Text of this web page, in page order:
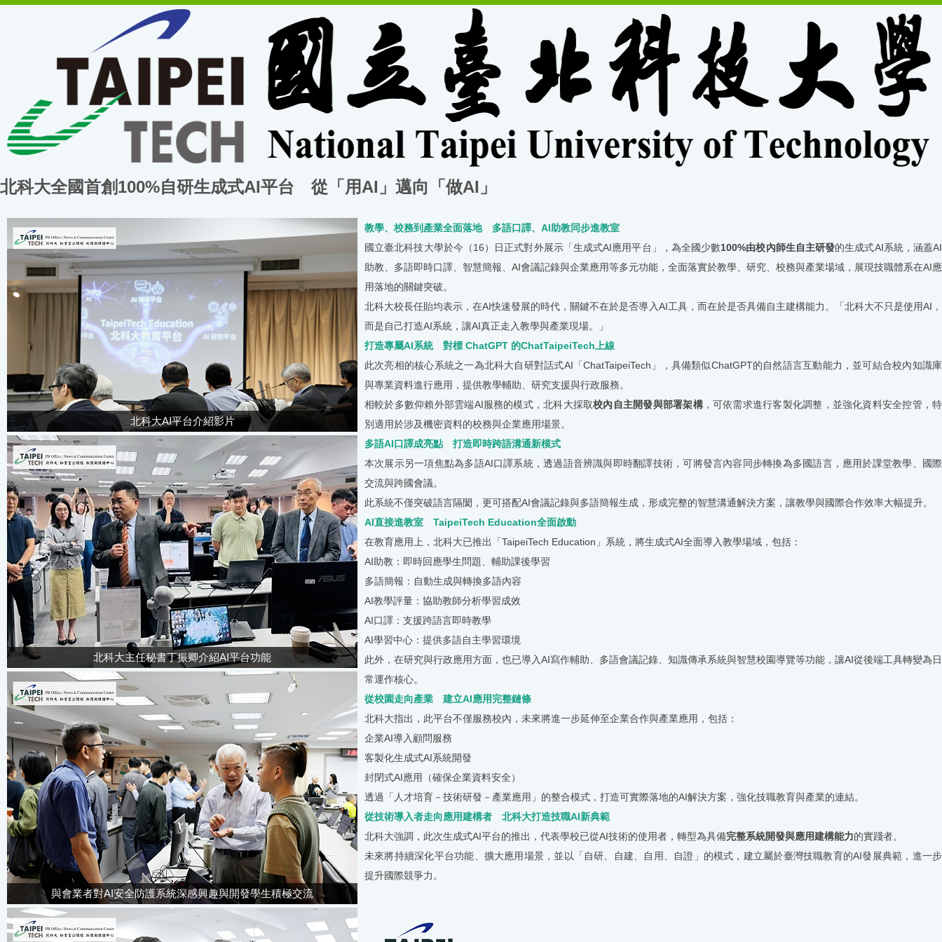
北科大全國首創100%自研生成式AI平台 從「用AI」邁向「做AI」
北科大AI平台介紹影片
北科大主任秘書丁振卿介紹AI平台功能
與會業者對AI安全防護系統深感興趣與開發學生積極交流
教學、校務到產業全面落地 多語口譯、 AI 助教同步進教室
國立臺北科技大學於今（16）日正式對外展示「生成式AI應用平台」，為全國少數100%由校內師生自主研發的生成式AI系統，涵蓋AI
助教、多語即時口譯、智慧簡報、 AI會議記錄與企業應用等多元功能，全面落實於教學、研究、校務與產業場域，展現技職體系在AI應
用落地的關鍵突破。
北科大校長任貽均表示，在AI快速發展的時代，關鍵不在於是否導入AI工具，而在於是否具備自主建構能力。「北科大不只是使用AI ，
而是自己打造AI系統，讓AI真正走入教學與產業現場。」
打造專屬AI系統 對標 ChatGPT 的ChatTaipeiTech 上線
此次亮相的核心系統之一為北科大自研對話式AI 「ChatTaipeiTech 」，具備類似ChatGPT的自然語言互動能力，並可結合校內知識庫
與專業資料進行應用，提供教學輔助、研究支援與行政服務。
相較於多數仰賴外部雲端AI服務的模式，北科大採取校內自主開發與部署架構，可依需求進行客製化調整，並強化資料安全控管，特
別適用於涉及機密資料的校務與企業應用場景。
多語AI口譯成亮點 打造即時跨語溝通新模式
本次展示另一項焦點為多語AI口譯系統，透過語音辨識與即時翻譯技術，可將發言內容同步轉換為多國語言，應用於課堂教學、國際
交流與跨國會議。
此系統不僅突破語言隔閡，更可搭配AI會議記錄與多語簡報生成，形成完整的智慧溝通解決方案，讓教學與國際合作效率大幅提升。
AI直接進教室 TaipeiTech Education全面啟動
在教育應用上，北科大已推出「TaipeiTech Education 」系統，將生成式AI全面導入教學場域，包括：
AI助教：即時回應學生問題、輔助課後學習
多語簡報：自動生成與轉換多語內容
AI教學評量：協助教師分析學習成效
AI口譯：支援跨語言即時教學
AI學習中心：提供多語自主學習環境
此外，在研究與行政應用方面，也已導入AI寫作輔助、多語會議記錄、知識傳承系統與智慧校園導覽等功能，讓AI從後端工具轉變為日
常運作核心。
從校園走向產業 建立AI應用完整鏈條
北科大指出，此平台不僅服務校內，未來將進一步延伸至企業合作與產業應用，包括：
企業AI導入顧問服務
客製化生成式AI系統開發
封閉式AI應用（確保企業資料安全）
透過「人才培育－技術研發－產業應用」的整合模式，打造可實際落地的AI解決方案，強化技職教育與產業的連結。
從技術導入者走向應用建構者 北科大打造技職AI新典範
北科大強調，此次生成式AI平台的推出，代表學校已從AI技術的使用者，轉型為具備完整系統開發與應用建構能力的實踐者。
未來將持續深化平台功能、擴大應用場景，並以「自研、自建、自用、自證」的模式，建立屬於臺灣技職教育的AI發展典範，進一步
提升國際競爭力。